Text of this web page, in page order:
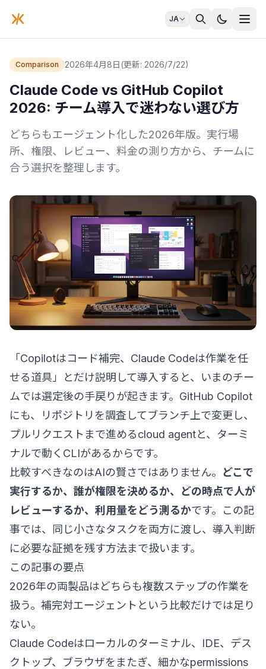
JA
Comparison 2026年4月8日(更新: 2026/7/22)
Claude Code vs GitHub Copilot
2026: チーム導入で迷わない選び方
どちらもエージェント化した2026年版。実行場
所、権限、レビュー、料金の測り方から、チームに
合う選択を整理します。
「Copilotはコード補完、Claude Codeは作業を任
せる道具」とだけ説明して導入すると、いまのチー
ムでは選定後の手戻りが起きます。GitHub Copilot
にも、リポジトリを調査してブランチ上で変更し、
プルリクエストまで進めるcloud agentと、ターミ
ナルで動くCLIがあるからです。
比較すべきなのはAIの賢さではありません。 どこで
実行するか、誰が権限を決めるか、どの時点で人が
レビューするか、利用量をどう測るかです。この記
事では、同じ小さなタスクを両方に渡し、導入判断
に必要な証拠を残す方法まで扱います。
この記事の要点
2026年の両製品はどちらも複数ステップの作業を
扱う。補完対エージェントという比較だけでは足り
ない。
Claude Codeはローカルのターミナル、IDE、デス
クトップ、ブラウザをまたぎ、細かなpermissions